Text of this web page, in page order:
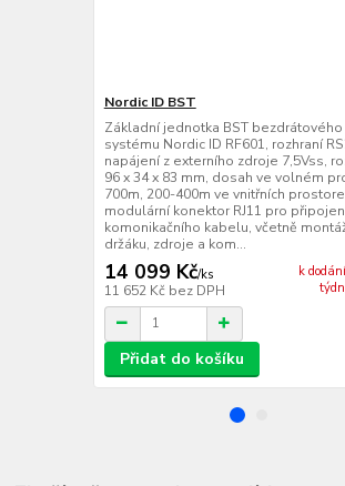
Nordic ID BST
Základní jednotka BST bezdrátového
systému Nordic ID RF601, rozhraní
napájení z externího zdroje 7,5Vss,
96 x 34 x 83 mm, dosah ve volném
700m, 200-400m ve vnitřních
modulární konektor RJ11 pro
komonikačního kabelu, včetně
držáku, zdroje a kom...
14 099 Kč/ks
11 652 Kč bez DPH
k
Přidat do košíku